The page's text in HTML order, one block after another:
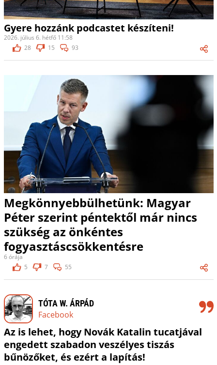
Gyere hozzánk podcastet készíteni!
2026. július 6. hétfő 11:58
28
15 93
Megkönnyebbülhetünk: Magyar
Péter szerint péntektől már nincs
szükség az önkéntes
fogyasztáscsökkentésre
6 órája
5
7 55
TÓTA W. ÁRPÁD
Facebook
Az is lehet, hogy Novák Katalin tucatjával
engedett szabadon veszélyes tiszás
bűnözőket, és ezért a lapítás!